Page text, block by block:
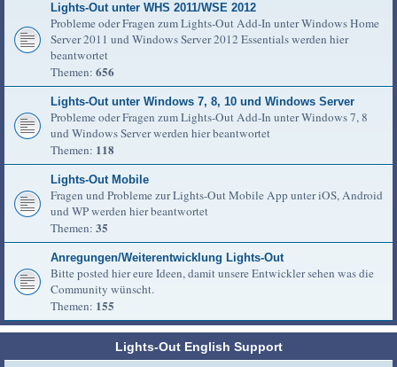
Lights-Out unter WHS 2011/WSE 2012
Probleme oder Fragen zum Lights-Out Add-In unter Windows Home
Server 2011 und Windows Server 2012 Essentials werden hier
beantwortet
Themen: 656
Lights-Out unter Windows 7, 8, 10 und Windows Server
Probleme oder Fragen zum Lights-Out Add-In unter Windows 7, 8
und Windows Server werden hier beantwortet
Themen: 118
Lights-Out Mobile
Fragen und Probleme zur Lights-Out Mobile App unter iOS, Android
und WP werden hier beantwortet
Themen: 35
Anregungen/Weiterentwicklung Lights-Out
Bitte posted hier eure Ideen, damit unsere Entwickler sehen was die
Community wünscht.
Themen: 155
Lights-Out English Support